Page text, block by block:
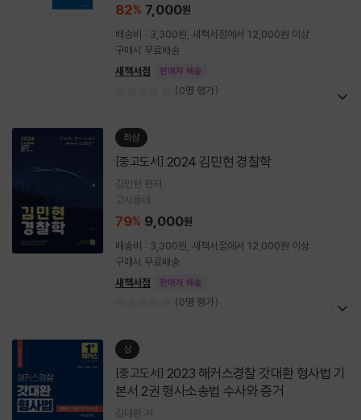
82% 7,000원
배송비 : 3,300원, 새책서점에서 12,000원 이상
구매시 무료배송
새책서점
판매자 배송
(0명 평가)
최상
[중고도서] 2024 김민현 경찰학
김민현 편저
고시동네
79% 9,000원
배송비 : 3,300원, 새책서점에서 12,000원 이상
구매시 무료배송
새책서점
판매자 배송
(0명 평가)
상
[중고도서]
본서 2권 형사소송법 수사와 증거
김대환 저